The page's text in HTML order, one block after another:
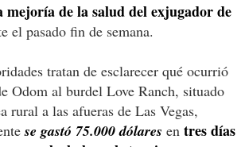
mejoría de la salud del exjugador de
el pasado fin de semana.
tratan de esclarecer qué ocurrió
Odom al burdel Love Ranch, situado
rural a las afueras de Las Vegas,
se gastó 75.000 dólares en tres días